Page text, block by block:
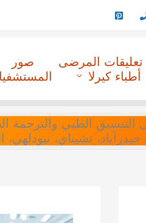
تعليقات المرضى صور
أطباء كيرلا
في مجال التنسيق الطبي
حيدرآباد، تشيناي،